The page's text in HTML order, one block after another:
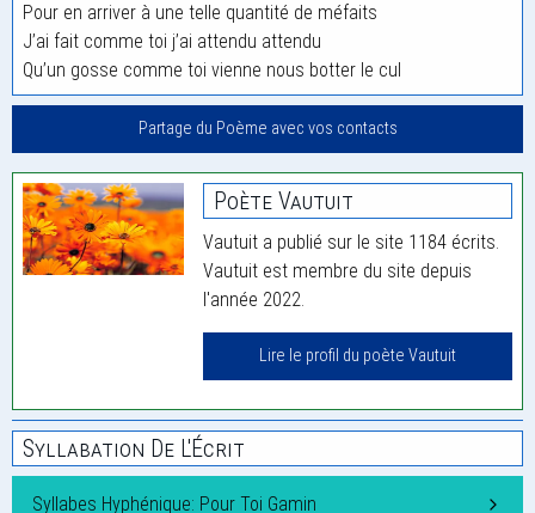
Pour en arriver à une telle quantité de méfaits
J’ai fait comme toi j’ai attendu attendu
Qu’un gosse comme toi vienne nous botter le cul
Partage du Poème avec vos contacts
Poète Vautuit
Vautuit a publié sur le site 1184 écrits.
Vautuit est membre du site depuis
l'année 2022.
Lire le profil du poète Vautuit
Syllabation De L'Écrit
Syllabes Hyphénique: Pour Toi Gamin